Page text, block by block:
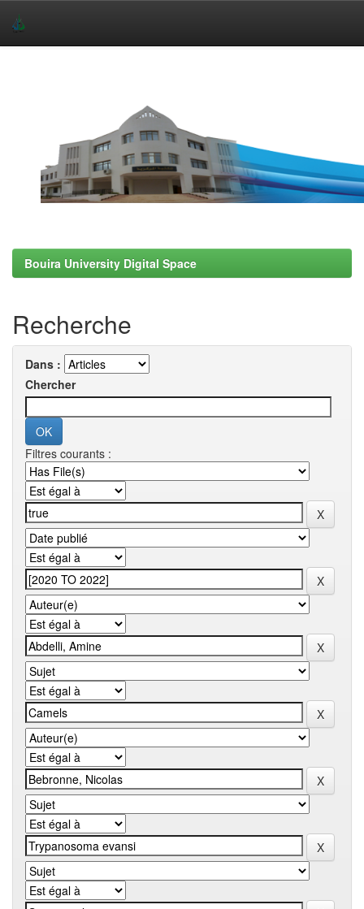
Bouira University Digital Space
Recherche
Dans :
Chercher
Filtres courants :